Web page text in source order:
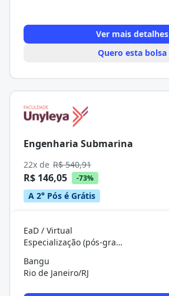
Ver mais detalhes
Quero esta bolsa
Engenharia Submarina
22x de R$ 540,91
R$ 146,05 -73%
A 2° Pós é Grátis
EaD / Virtual
Especialização (pós-graduação)
Bangu
Rio de Janeiro/RJ